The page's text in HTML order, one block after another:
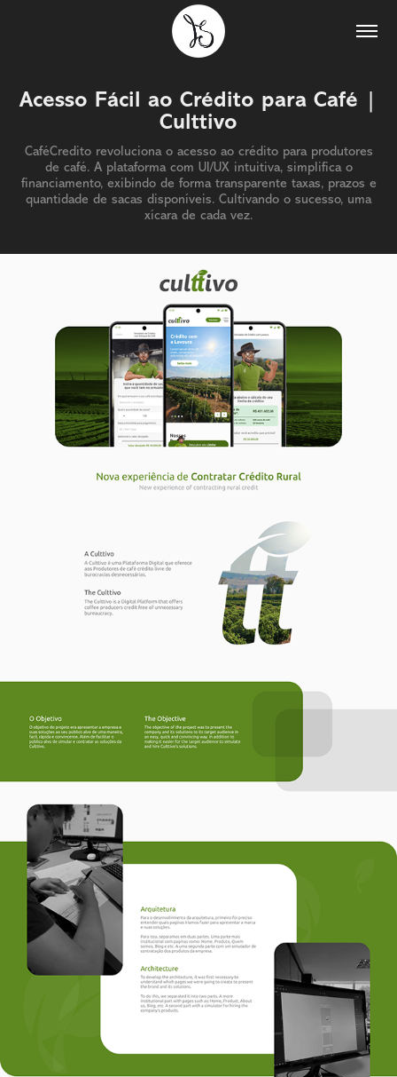
Acesso Fácil ao Crédito para Café |
Culttivo
CaféCredito revoluciona o acesso ao crédito para produtores
de café. A plataforma com UI/UX intuitiva, simplifica o
financiamento, exibindo de forma transparente taxas, prazos e
quantidade de sacas disponíveis. Cultivando o sucesso, uma
xícara de cada vez.